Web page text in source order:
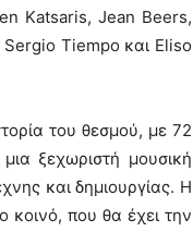
Katsaris, Jean Beers,
Tiempo και Eliso
του θεσμού, με 72
ξεχωριστή μουσική
και δημιουργίας. Η
κοινό, που θα έχει την